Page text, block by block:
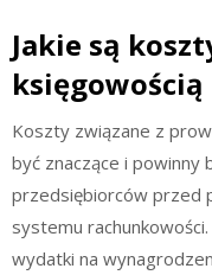
Jakie są
księgowością
Koszty związane z
być znaczące i powinny
przedsiębiorców przed
systemu
wydatki na